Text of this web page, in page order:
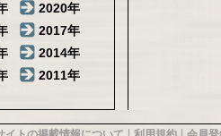
2020年
2017年
2014年
2011年